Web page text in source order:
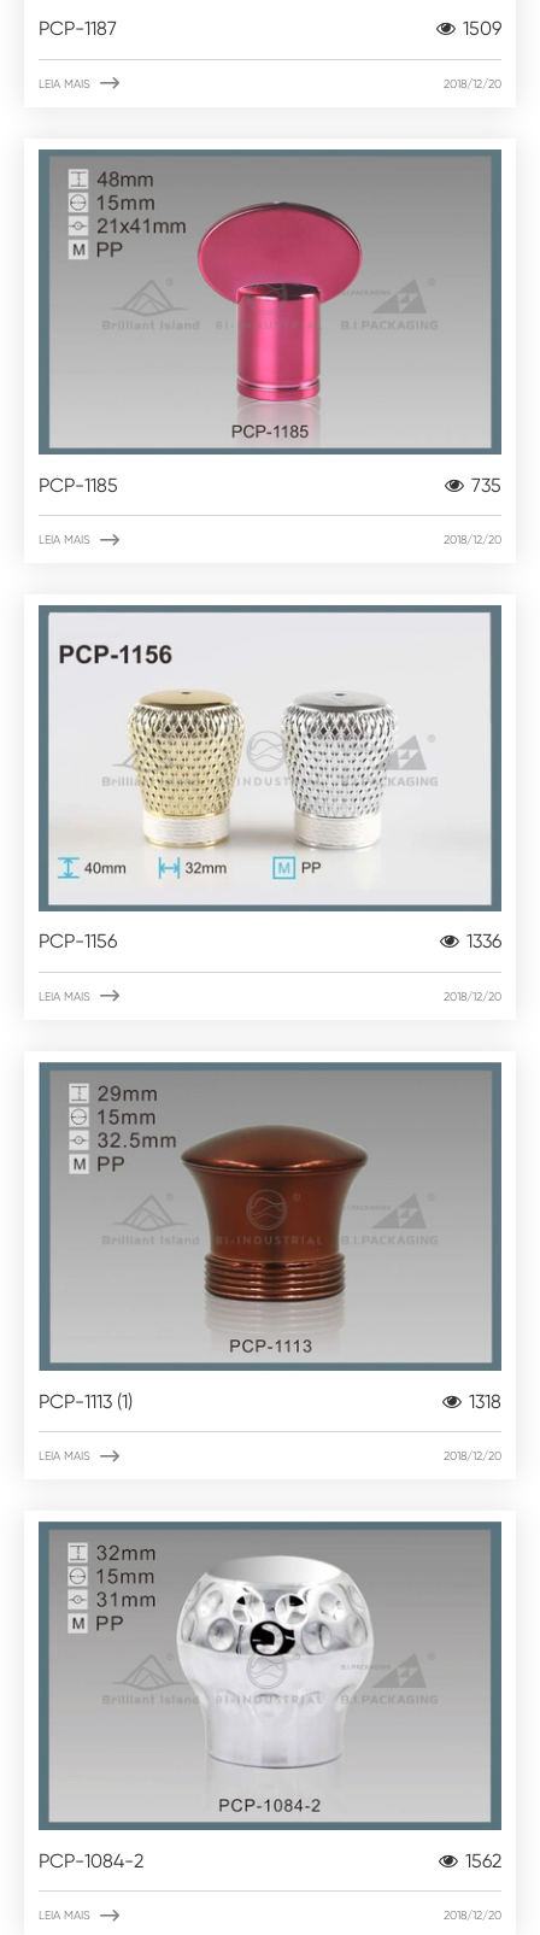
PCP-1187 1509
LEIA MAIS  2018/12/20
PCP-1185 735
LEIA MAIS  2018/12/20
PCP-1156 1336
LEIA MAIS  2018/12/20
PCP-1113 (1) 1318
LEIA MAIS  2018/12/20
PCP-1084-2 1562
LEIA MAIS  2018/12/20